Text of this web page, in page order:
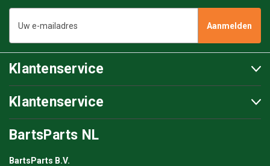
mailadres
Klantenservice
Klantenservice
BartsParts NL
BartsParts B.V.